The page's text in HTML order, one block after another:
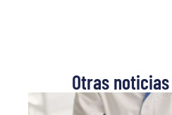
Otras